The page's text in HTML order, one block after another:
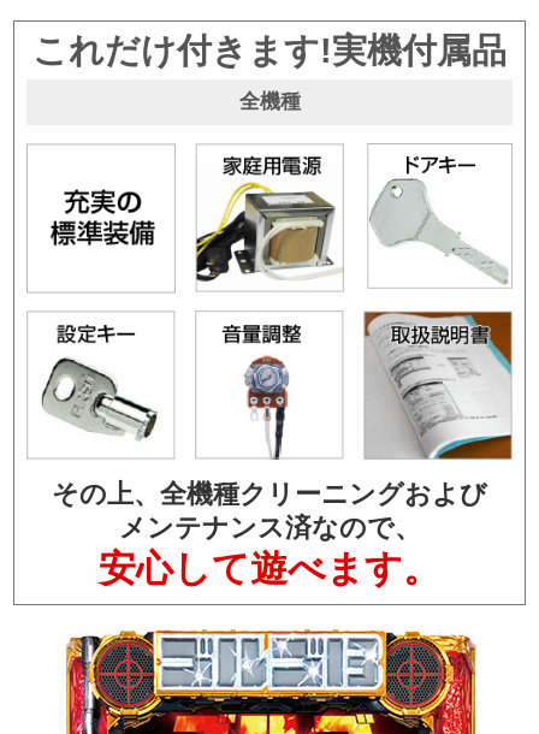
これだけ付きます!実機付属品
全機種
その上、全機種クリーニングおよび
メンテナンス済なので、
安心して遊べます。